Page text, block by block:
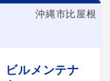
沖縄市比屋根
ビルメンテナ